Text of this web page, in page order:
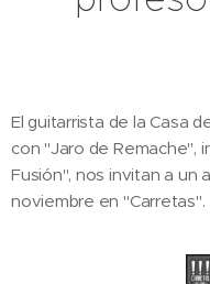
El guitarrista de la Casa
con "Jaro de Remache",
Fusión", nos invitan a un
noviembre en "Carretas".